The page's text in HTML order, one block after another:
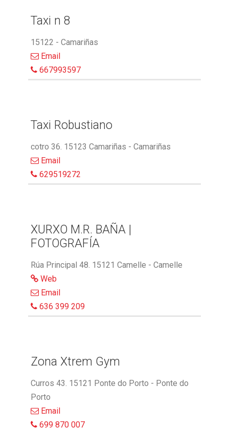
Taxi n 8
15122 - Camariñas
Email
667993597
Taxi Robustiano
cotro 36. 15123 Camariñas - Camariñas
Email
629519272
XURXO M.R. BAÑA |
FOTOGRAFÍA
Rúa Principal 48. 15121 Camelle - Camelle
Web
Email
636 399 209
Zona Xtrem Gym
Curros 43. 15121 Ponte do Porto - Ponte do
Porto
Email
699 870 007